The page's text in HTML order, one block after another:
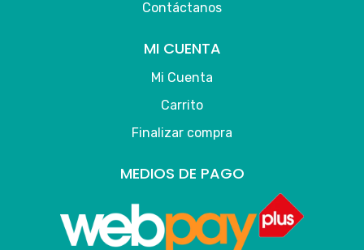
Contáctanos
MI CUENTA
Mi Cuenta
Carrito
Finalizar compra
MEDIOS DE PAGO